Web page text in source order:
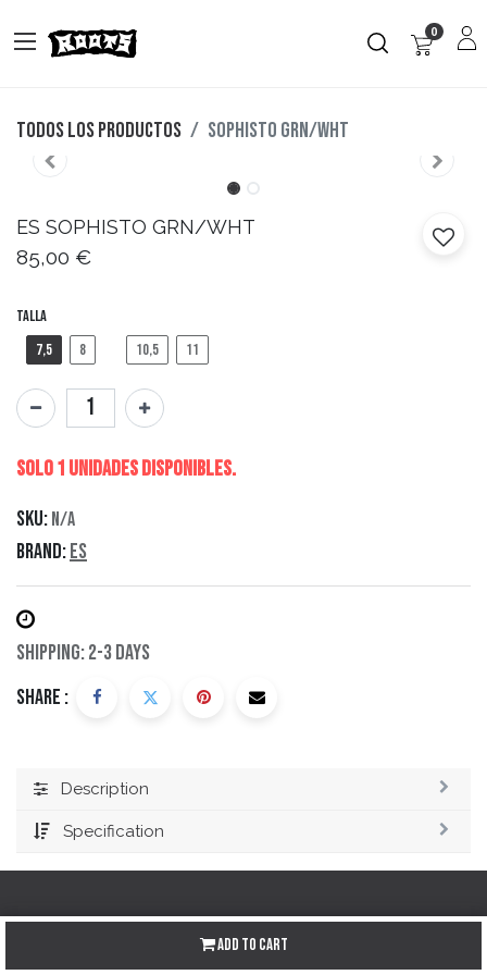
0
Todos los productos SOPHISTO GRN/WHT
ES SOPHISTO GRN/WHT
85,00 €
Talla
7,5
8 10,5 11
Add to Cart
Solo 1 Unidades disponibles.
SKU:N/A
Brand:eS
Shipping: 2-3 Days
Share :
Description
Specification
Redes sociales